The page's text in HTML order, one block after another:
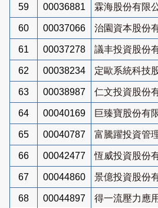
59 00036881 霖海股份有限
60 00037066 治園資本股份
61 00037278 議丰投資股份
62 00038234 定歐系統科技
63 00038987 仁文投資股份
64 00040169 巨臻寶股份有
65 00040787 富騰躍投資管
66 00042477 恆威投資股份
67 00044860 景億投資股份
68 00044897 得一流壓力應